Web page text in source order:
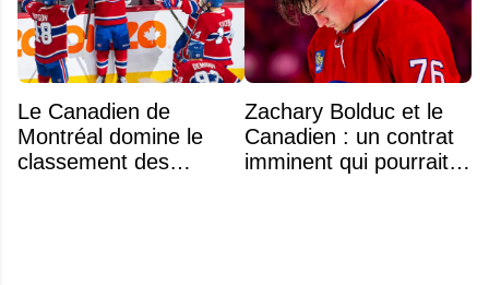
Le Canadien de
Montréal domine le
classement des
Zachary Bolduc et le
Canadien : un contrat
imminent qui pourrait